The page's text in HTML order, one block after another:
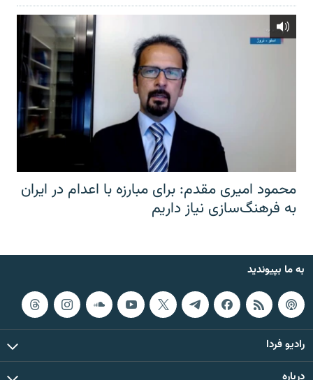
محمود امیری مقدم: برای مبارزه با اعدام در ایران
به فرهنگ‌سازی نیاز داریم
به ما بپیوندید
رادیو فردا
درباره